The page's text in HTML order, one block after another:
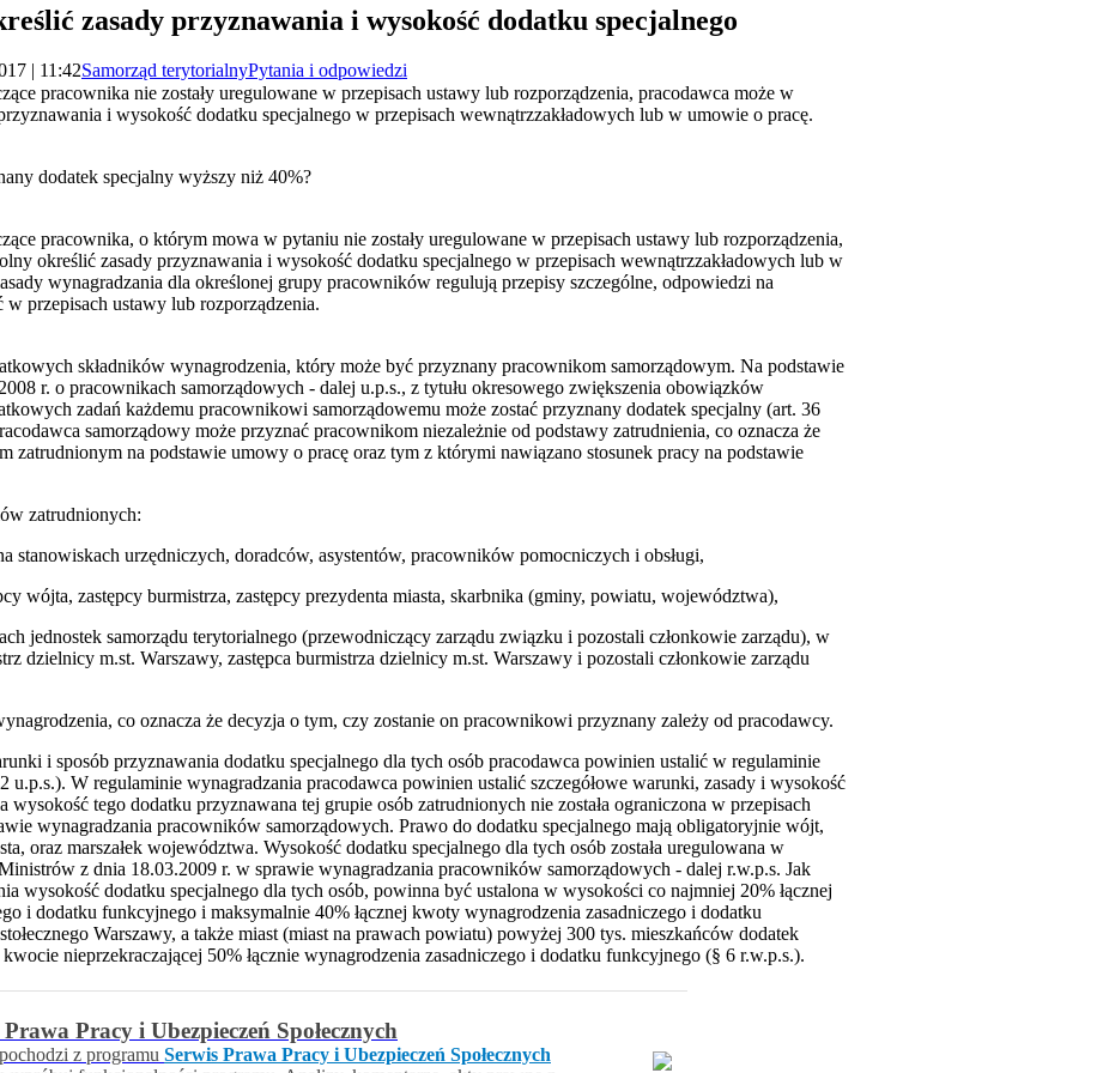
zasady przyznawania i wysokość dodatku specjalnego
| 11:42Samorząd terytorialnyPytania i odpowiedzi
pracownika nie zostały uregulowane w przepisach ustawy lub rozporządzenia, pracodawca może w
i wysokość dodatku specjalnego w przepisach wewnątrzzakładowych lub w umowie o pracę.
dodatek specjalny wyższy niż 40%?
pracownika, o którym mowa w pytaniu nie zostały uregulowane w przepisach ustawy lub rozporządzenia,
określić zasady przyznawania i wysokość dodatku specjalnego w przepisach wewnątrzzakładowych lub w
wynagradzania dla określonej grupy pracowników regulują przepisy szczególne, odpowiedzi na
przepisach ustawy lub rozporządzenia.
składników wynagrodzenia, który może być przyznany pracownikom samorządowym. Na podstawie
r. o pracownikach samorządowych - dalej u.p.s., z tytułu okresowego zwiększenia obowiązków
zadań każdemu pracownikowi samorządowemu może zostać przyznany dodatek specjalny (art. 36
samorządowy może przyznać pracownikom niezależnie od podstawy zatrudnienia, co oznacza że
zatrudnionym na podstawie umowy o pracę oraz tym z którymi nawiązano stosunek pracy na podstawie
zatrudnionych:
stanowiskach urzędniczych, doradców, asystentów, pracowników pomocniczych i obsługi,
wójta, zastępcy burmistrza, zastępcy prezydenta miasta, skarbnika (gminy, powiatu, województwa),
jednostek samorządu terytorialnego (przewodniczący zarządu związku i pozostali członkowie zarządu), w
dzielnicy m.st. Warszawy, zastępca burmistrza dzielnicy m.st. Warszawy i pozostali członkowie zarządu
co oznacza że decyzja o tym, czy zostanie on pracownikowi przyznany zależy od pracodawcy.
i sposób przyznawania dodatku specjalnego dla tych osób pracodawca powinien ustalić w regulaminie
u.p.s.). W regulaminie wynagradzania pracodawca powinien ustalić szczegółowe warunki, zasady i wysokość
wysokość tego dodatku przyznawana tej grupie osób zatrudnionych nie została ograniczona w przepisach
wynagradzania pracowników samorządowych. Prawo do dodatku specjalnego mają obligatoryjnie wójt,
oraz marszałek województwa. Wysokość dodatku specjalnego dla tych osób została uregulowana w
z dnia 18.03.2009 r. w sprawie wynagradzania pracowników samorządowych - dalej r.w.p.s. Jak
wysokość dodatku specjalnego dla tych osób, powinna być ustalona w wysokości co najmniej 20% łącznej
i dodatku funkcyjnego i maksymalnie 40% łącznej kwoty wynagrodzenia zasadniczego i dodatku
Warszawy, a także miast (miast na prawach powiatu) powyżej 300 tys. mieszkańców dodatek
nieprzekraczającej 50% łącznie wynagrodzenia zasadniczego i dodatku funkcyjnego (§ 6 r.w.p.s.).
Prawa Pracy i Ubezpieczeń Społecznych
z programu Serwis Prawa Pracy i Ubezpieczeń Społecznych